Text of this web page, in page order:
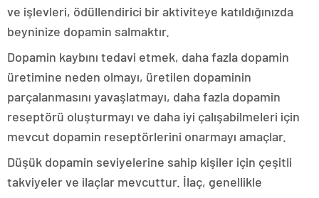
ve işlevleri, ödüllendirici bir aktiviteye katıldığınızda
beyninize dopamin salmaktır.
Dopamin kaybını tedavi etmek, daha fazla dopamin
üretimine neden olmayı, üretilen dopaminin
parçalanmasını yavaşlatmayı, daha fazla dopamin
reseptörü oluşturmayı ve daha iyi çalışabilmeleri için
mevcut dopamin reseptörlerini onarmayı amaçlar.
Düşük dopamin seviyelerine sahip kişiler için çeşitli
takviyeler ve ilaçlar mevcuttur. İlaç, genellikle